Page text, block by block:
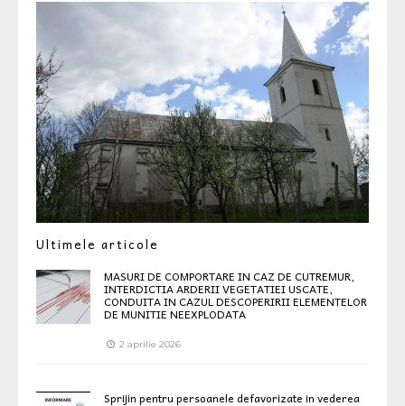
Ultimele articole
MASURI DE COMPORTARE IN CAZ DE CUTREMUR,
INTERDICTIA ARDERII VEGETATIEI USCATE,
CONDUITA IN CAZUL DESCOPERIRII ELEMENTELOR
DE MUNITIE NEEXPLODATA
2 aprilie 2026
Sprijin pentru persoanele defavorizate in vederea